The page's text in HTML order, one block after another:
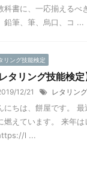
科書に、一応揃えるべ
鉛筆、筆、烏口、コ ...
リング技能検定
レタリング技能検
12/21 レタリング
にちは、餅屋です。
燃えています。 来年
l ...